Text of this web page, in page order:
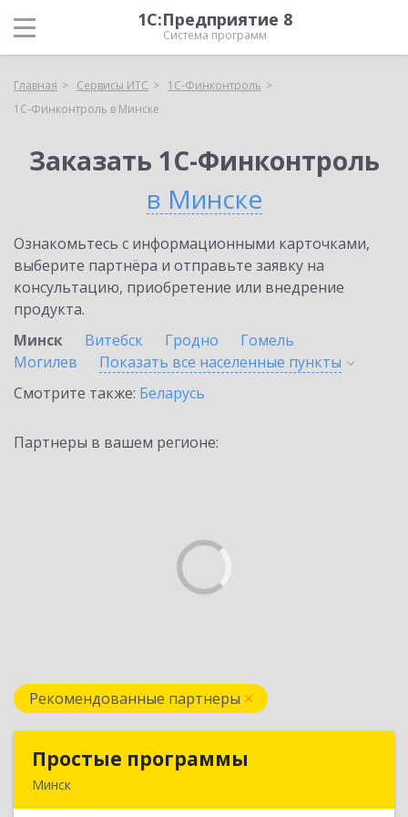
1С:Предприятие 8
Система программ
Главная Сервисы ИТС
1С-Финконтроль
1С-Финконтроль в Минске
Заказать 1С-Финконтроль
в Минске
Ознакомьтесь с информационными карточками,
выберите партнёра и отправьте заявку на
консультацию, приобретение или внедрение
продукта.
Минск
Витебск Гродно
Гомель
Могилев
Показать все населенные пункты
Смотрите также: Беларусь
Партнеры в вашем регионе:
Рекомендованные партнеры
Простые программы
Минск
Простые программы